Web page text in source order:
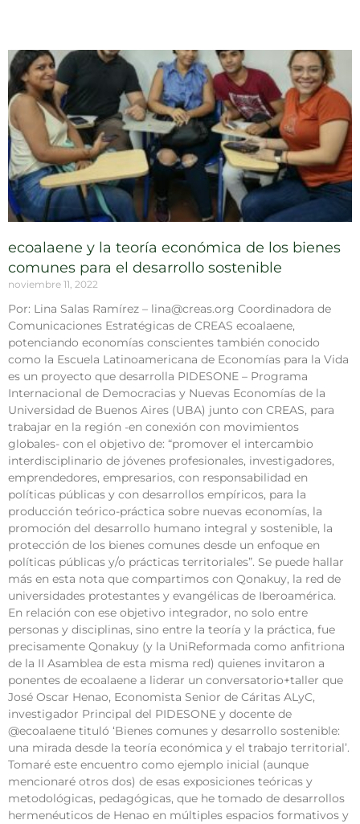
ecoalaene y la teoría económica de los bienes
comunes para el desarrollo sostenible
noviembre 11, 2022
Por: Lina Salas Ramírez – lina@creas.org Coordinadora de
Comunicaciones Estratégicas de CREAS ecoalaene,
potenciando economías conscientes también conocido
como la Escuela Latinoamericana de Economías para la Vida
es un proyecto que desarrolla PIDESONE – Programa
Internacional de Democracias y Nuevas Economías de la
Universidad de Buenos Aires (UBA) junto con CREAS, para
trabajar en la región -en conexión con movimientos
globales- con el objetivo de: “promover el intercambio
interdisciplinario de jóvenes profesionales, investigadores,
emprendedores, empresarios, con responsabilidad en
políticas públicas y con desarrollos empíricos, para la
producción teórico-práctica sobre nuevas economías, la
promoción del desarrollo humano integral y sostenible, la
protección de los bienes comunes desde un enfoque en
políticas públicas y/o prácticas territoriales”. Se puede hallar
más en esta nota que compartimos con Qonakuy, la red de
universidades protestantes y evangélicas de Iberoamérica.
En relación con ese objetivo integrador, no solo entre
personas y disciplinas, sino entre la teoría y la práctica, fue
precisamente Qonakuy (y la UniReformada como anfitriona
de la II Asamblea de esta misma red) quienes invitaron a
ponentes de ecoalaene a liderar un conversatorio+taller que
José Oscar Henao, Economista Senior de Cáritas ALyC,
investigador Principal del PIDESONE y docente de
@ecoalaene tituló ‘Bienes comunes y desarrollo sostenible:
una mirada desde la teoría económica y el trabajo territorial’.
Tomaré este encuentro como ejemplo inicial (aunque
mencionaré otros dos) de esas exposiciones teóricas y
metodológicas, pedagógicas, que he tomado de desarrollos
hermenéuticos de Henao en múltiples espacios formativos y